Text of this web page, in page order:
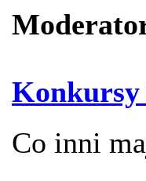
Konkursy
Co inni